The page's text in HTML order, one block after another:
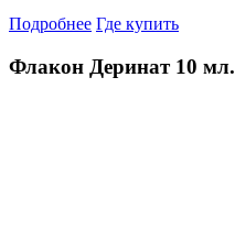
Подробнее Где купить
Флакон Деринат 10 мл.